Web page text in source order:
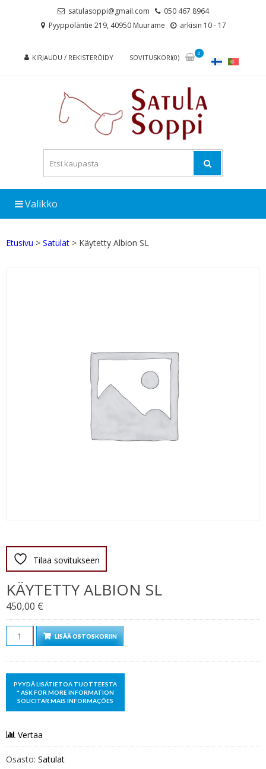
satulasoppi@gmail.com
050 467 8964
Pyyppöläntie 219, 40950 Muurame
arkisin 10 - 17
KIRJAUDU / REKISTERÖIDY SOVITUSKORI(0)
0
Valikko
Etusivu > Satulat > Käytetty Albion SL
Tilaa sovitukseen
KÄYTETTY ALBION SL
450,00 €
Määrä LISÄÄ OSTOSKORIIN
Vertaa
Osasto: Satulat